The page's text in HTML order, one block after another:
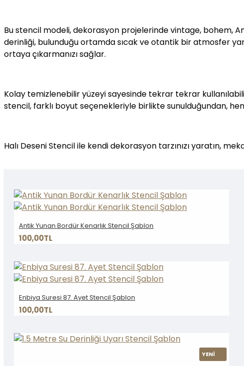
Bu stencil modeli, dekorasyon projelerinde vintage, bohem,
derinliği, bulunduğu ortamda sıcak ve otantik bir atmosfer
ortaya çıkarmanızı sağlar.
Kolay temizlenebilir yüzeyi sayesinde tekrar tekrar
stencil, farklı boyut seçenekleriyle birlikte sunulduğundan,
Halı Deseni Stencil ile kendi dekorasyon tarzınızı yaratın,
Antik Yunan Bordür Kenarlık Stencil Şablon
100,00TL
Enbiya Suresi 87. Ayet Stencil Şablon
100,00TL
YENİ